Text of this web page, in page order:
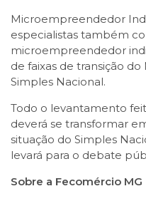
Microempreendedor
especialistas também
microempreendedor
de faixas de transição
Simples Nacional.
Todo o levantamento
deverá se transformar
situação do Simples
levará para o debate
Sobre a Fecomércio MG